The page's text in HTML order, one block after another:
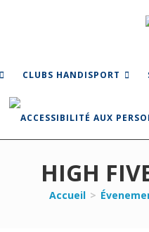
CLUBS HANDISPORT
HIGH
Accueil >